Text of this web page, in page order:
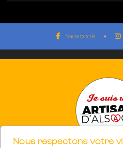
Nous respectons votre
facebook